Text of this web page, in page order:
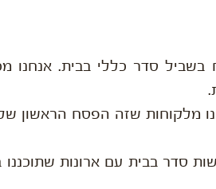
בשביל סדר כללי בבית. אנחנו
מלקוחות שזה הפסח הראשון
סדר בבית עם ארונות שתוכננו